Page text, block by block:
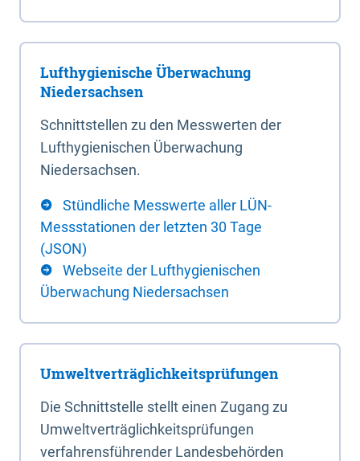
Lufthygienische Überwachung
Niedersachsen
Schnittstellen zu den Messwerten der
Lufthygienischen Überwachung
Niedersachsen.
Stündliche Messwerte aller LÜN-
Messstationen der letzten 30 Tage
(JSON)
Webseite der Lufthygienischen
Überwachung Niedersachsen
Umweltverträglichkeitsprüfungen
Die Schnittstelle stellt einen Zugang zu
Umweltverträglichkeitsprüfungen
verfahrensführender Landesbehörden